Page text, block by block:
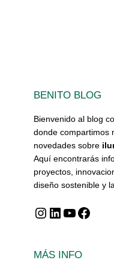
BENITO BLOG
Bienvenido al blog
donde compartimos
novedades sobre
Aquí encontrarás
proyectos,
diseño sostenible y
Instagram LinkedIn YouTube Facebook
MÁS INFO